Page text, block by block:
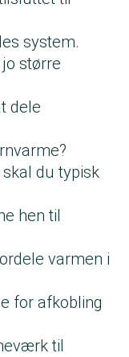
system.
større
dele
du typisk
hen til
varmen i
for afkobling
til